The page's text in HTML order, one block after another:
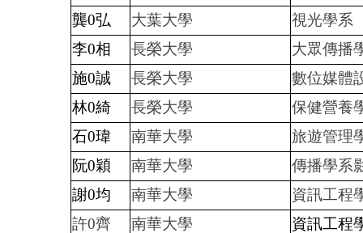
龔0弘
大葉大學
視光學系
李0相
長榮大學
大眾傳播
施0誠
長榮大學
數位媒體
林0綺
長榮大學
保健營養
石0瑋
南華大學
旅遊管理
阮0穎
南華大學
傳播學系
謝0均
南華大學
資訊工程
許0齊
南華大學
資訊工程